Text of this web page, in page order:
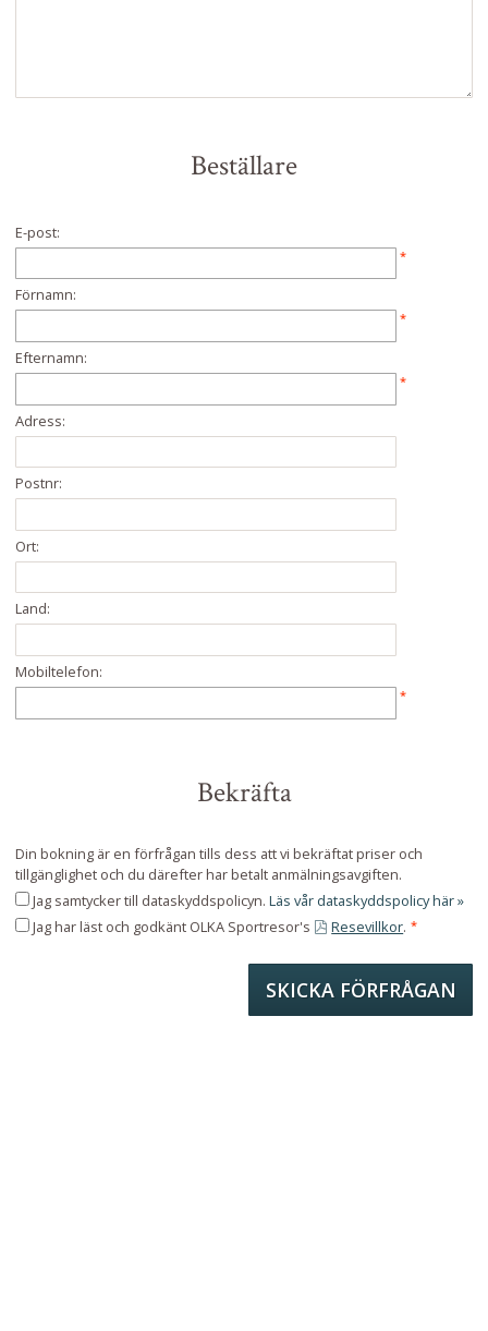
Beställare
E-post:
*
Förnamn:
*
Efternamn:
*
Adress:
Postnr:
Ort:
Land:
Mobiltelefon:
*
Bekräfta
Din bokning är en förfrågan tills dess att vi bekräftat priser och
tillgänglighet och du därefter har betalt anmälningsavgiften.
Jag samtycker till dataskyddspolicyn. Läs vår dataskyddspolicy här »
Jag har läst och godkänt OLKA Sportresor's
Resevillkor. *